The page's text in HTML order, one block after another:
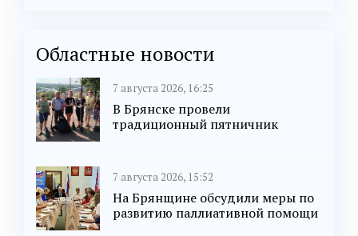
Областные новости
7 августа 2026, 16:25
В Брянске провели
традиционный пятничник
7 августа 2026, 15:52
На Брянщине обсудили меры по
развитию паллиативной помощи